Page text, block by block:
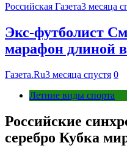
Российская Газета3 месяца
Экс-футболист
марафон длиной
Газета.Ru3 месяца спустя 0
Летние виды спорта
Российские
серебро Кубка